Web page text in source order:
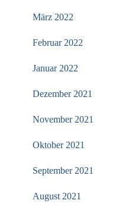
März 2022
Februar 2022
Januar 2022
Dezember 2021
November 2021
Oktober 2021
September 2021
August 2021